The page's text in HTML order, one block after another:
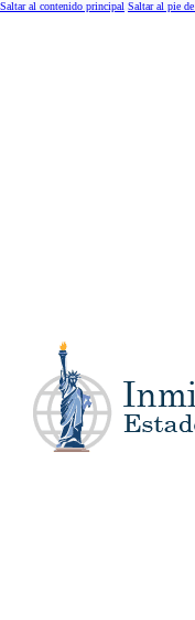
Saltar al contenido principal Saltar al pie